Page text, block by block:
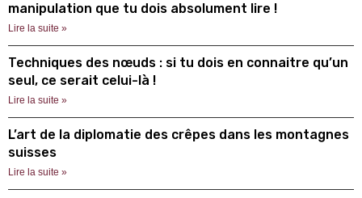
manipulation que tu dois absolument lire !
Lire la suite »
Techniques des nœuds : si tu dois en connaitre qu’un
seul, ce serait celui-là !
Lire la suite »
L’art de la diplomatie des crêpes dans les montagnes
suisses
Lire la suite »